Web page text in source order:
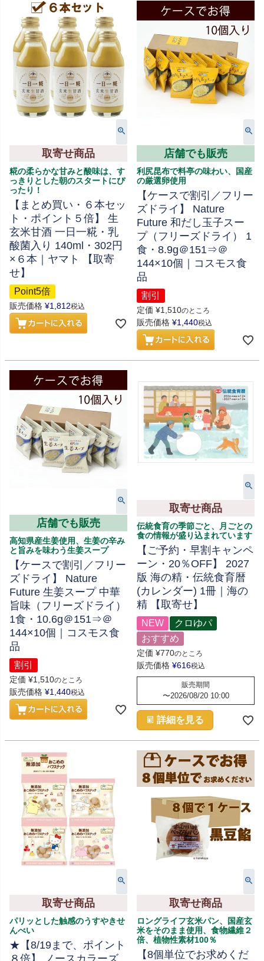
取寄せ商品
糀の柔らかな甘みと酸味は、す
っきりとした朝のスタートにぴ
ったり！
【まとめ買い・６本セッ
ト・ポイント５倍】 生
玄米甘酒 一日一糀・乳
酸菌入り 140ml・302円
×６本｜ヤマト 【取寄
せ】
Point5倍
販売価格 ¥1,812税込
店舗でも販売
利尻昆布で料亭の味わい、国産
の厳選卵使用
【ケースで割引／フリー
ズドライ】 Nature
Future 和だし玉子スー
プ（フリーズドライ） 1
食・8.9g＠151⇒＠
144×10個｜コスモス食
品
割引
定価 ¥1,510のところ
販売価格 ¥1,440税込
店舗でも販売
高知県産生姜使用、生姜の辛み
と旨みを味わう生姜スープ
【ケースで割引／フリー
ズドライ】 Nature
Future 生姜スープ 中華
旨味（フリーズドライ）
1食・10.6g＠151⇒＠
144×10個｜コスモス食
品
割引
定価 ¥1,510のところ
販売価格 ¥1,440税込
取寄せ商品
伝統食育の季節ごと、月ごとの
食の情報が盛り込まれています
【ご予約・早割キャンペ
ーン・20％OFF】 2027
版 海の精・伝統食育暦
(カレンダー) 1冊｜海の
精 【取寄せ】
NEW
クロゆパ
おすすめ
定価 ¥770のところ
販売価格 ¥616税込
販売期間
〜2026/08/20 10:00
詳細を見る
取寄せ商品
パリッとした触感のうすやきせ
んべい
★【8/19まで、ポイント
取寄せ商品
ロングライフ玄米パン、国産玄
米をそのまま使用、食物繊維２
倍、植物性素材100％
【8個単位でお求めくだ